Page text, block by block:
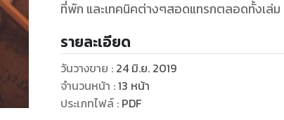
ที่พัก และเทคนิคต่างๆสอดแทรกตลอดทั้งเล่ม
รายละเอียด
วันวางขาย : 24 มิ.ย. 2019
จำนวนหน้า :13 หน้า
ประเภทไฟล์: PDF